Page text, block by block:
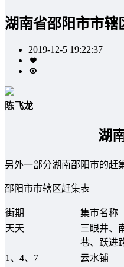
湖南省邵阳市市辖
2019-12-5 19:22:37
陈飞龙
湖
另外一部分湖南邵阳市的赶
邵阳市市辖区赶集表
街期
集市名称
天天
三眼井、
巷、跃进
1、4、7
云水铺